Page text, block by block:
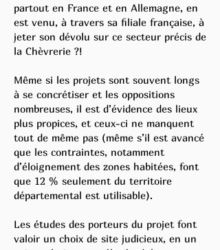
partout en France et en Allemagne, en
est venu, à travers sa filiale française, à
jeter son dévolu sur ce secteur précis de
la Chèvrerie ?!
Même si les projets sont souvent longs
à se concrétiser et les oppositions
nombreuses, il est d’évidence des lieux
plus propices, et ceux-ci ne manquent
tout de même pas (même s’il est avancé
que les contraintes, notamment
d’éloignement des zones habitées, font
que 12 % seulement du territoire
départemental est utilisable).
Les études des porteurs du projet font
valoir un choix de site judicieux, en un